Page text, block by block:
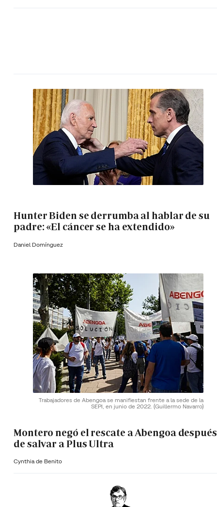
Hunter Biden se derrumba al hablar de su
padre: «El cáncer se ha extendido»
Daniel Domínguez
Trabajadores de Abengoa se manifiestan frente a la sede de la
SEPI, en junio de 2022. (Guillermo Navarro)
Montero negó el rescate a Abengoa después
de salvar a Plus Ultra
Cynthia de Benito